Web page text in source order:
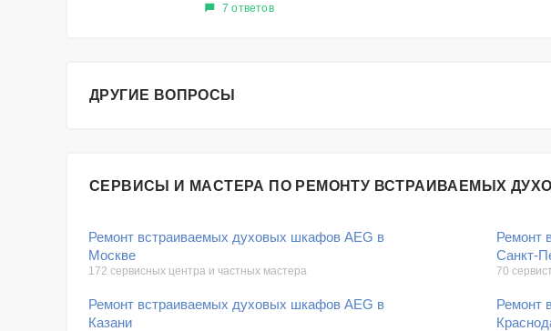
7 ответов
ДРУГИЕ ВОПРОСЫ
СЕРВИСЫ И МАСТЕРА ПО РЕМОНТУ ВСТРАИВАЕМЫХ
Ремонт встраиваемых духовых шкафов AEG в
Москве
172 сервисных центра и частных мастера
Ремонт
Санкт-
70
Ремонт встраиваемых духовых шкафов AEG в
Казани
Ремонт